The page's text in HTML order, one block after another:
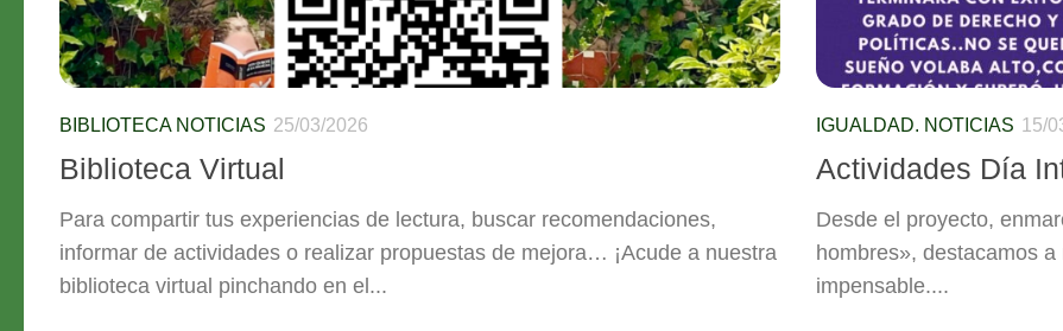
BIBLIOTECA NOTICIAS 25/03/2026
Biblioteca Virtual
Para compartir tus experiencias de lectura, buscar recomendaciones,
informar de actividades o realizar propuestas de mejora… ¡Acude a nuestra
biblioteca virtual pinchando en el...
IGUALDAD. NOTICIAS 15/
Actividades Día
Desde el proyecto,
hombres», destacamos
impensable....